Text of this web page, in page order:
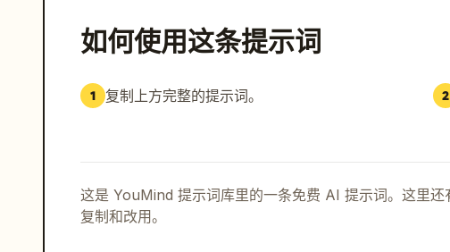
如何使用这条提示词
1 复制上方完整的提示词。 2
这是 YouMind 提示词库里的一条免费 AI 提示词。这里
复制和改用。